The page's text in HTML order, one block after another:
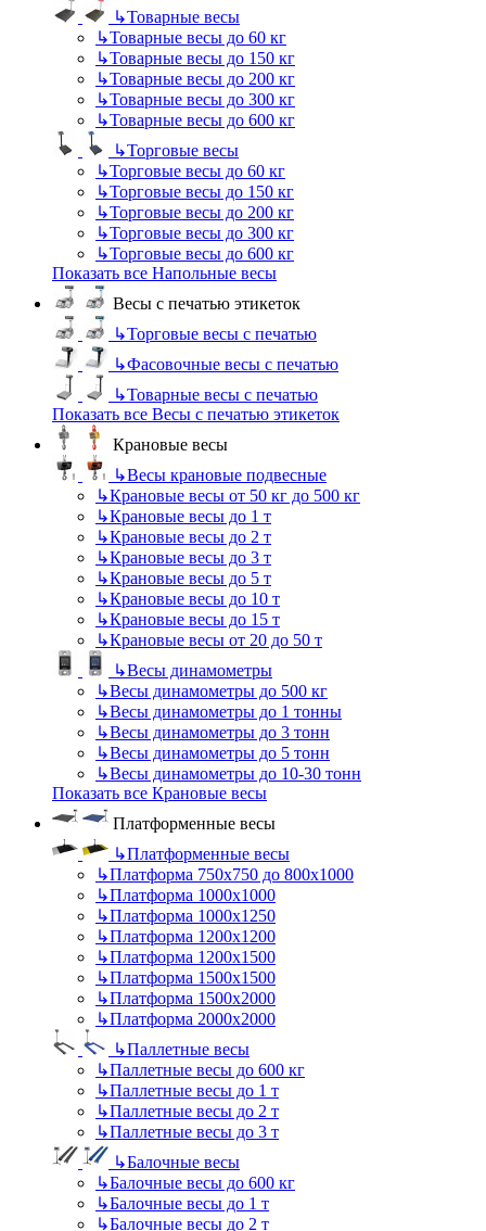
↳Товарные весы
↳Товарные весы до 60 кг
↳Товарные весы до 150 кг
↳Товарные весы до 200 кг
↳Товарные весы до 300 кг
↳Товарные весы до 600 кг
↳Торговые весы
↳Торговые весы до 60 кг
↳Торговые весы до 150 кг
↳Торговые весы до 200 кг
↳Торговые весы до 300 кг
↳Торговые весы до 600 кг
Показать все Напольные весы
Весы с печатью этикеток
↳Торговые весы с печатью
↳Фасовочные весы с печатью
↳Товарные весы с печатью
Показать все Весы с печатью этикеток
Крановые весы
↳Весы крановые подвесные
↳Крановые весы от 50 кг до 500 кг
↳Крановые весы до 1 т
↳Крановые весы до 2 т
↳Крановые весы до 3 т
↳Крановые весы до 5 т
↳Крановые весы до 10 т
↳Крановые весы до 15 т
↳Крановые весы от 20 до 50 т
↳Весы динамометры
↳Весы динамометры до 500 кг
↳Весы динамометры до 1 тонны
↳Весы динамометры до 3 тонн
↳Весы динамометры до 5 тонн
↳Весы динамометры до 10-30 тонн
Показать все Крановые весы
Платформенные весы
↳Платформенные весы
↳Платформа 750х750 до 800х1000
↳Платформа 1000х1000
↳Платформа 1000х1250
↳Платформа 1200х1200
↳Платформа 1200х1500
↳Платформа 1500х1500
↳Платформа 1500х2000
↳Платформа 2000х2000
↳Паллетные весы
↳Паллетные весы до 600 кг
↳Паллетные весы до 1 т
↳Паллетные весы до 2 т
↳Паллетные весы до 3 т
↳Балочные весы
↳Балочные весы до 600 кг
↳Балочные весы до 1 т
↳Балочные весы до 2 т